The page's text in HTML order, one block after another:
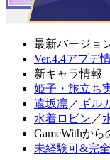
最新バージョ
Ver.4.4アプデ
新キャラ情報
姫子・旅立ち
遠坂凛／ギル
水着ロビン ／
GameWithか
未経験可&完